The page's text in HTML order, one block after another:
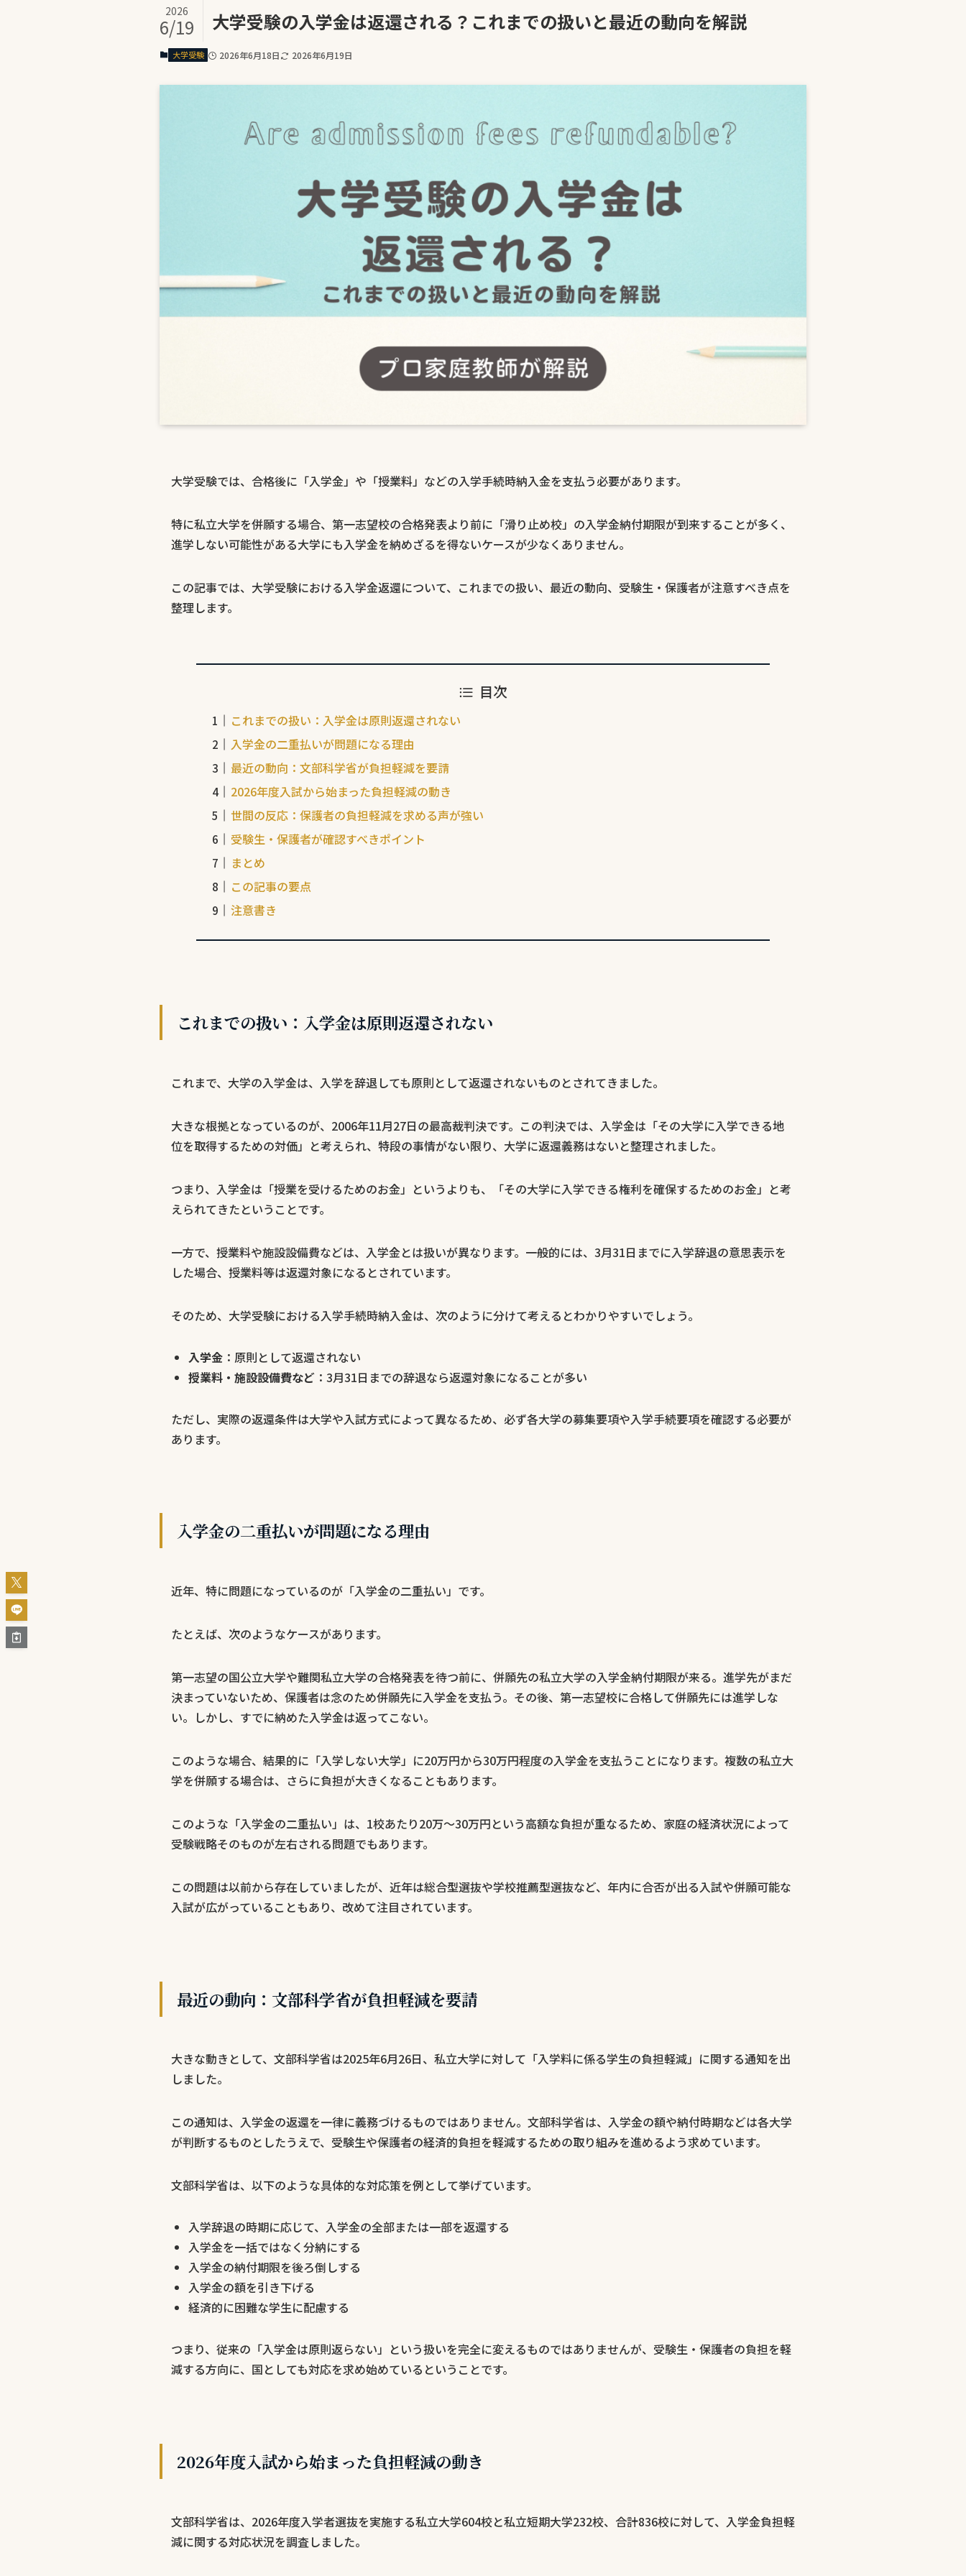
大学受験の入学金は返還される？これまでの扱いと最近の動向を解説
2026
6/19
大学受験 2026年6月18日 2026年6月19日
大学受験では、合格後に「入学金」や「授業料」などの入学手続時納入金を支払う必要があります。
特に私立大学を併願する場合、第一志望校の合格発表より前に「滑り止め校」の入学金納付期限が到来することが多く、
進学しない可能性がある大学にも入学金を納めざるを得ないケースが少なくありません。
この記事では、大学受験における入学金返還について、これまでの扱い、最近の動向、受験生・保護者が注意すべき点を
整理します。
目次
これまでの扱い：入学金は原則返還されない
入学金の二重払いが問題になる理由
最近の動向：文部科学省が負担軽減を要請
2026年度入試から始まった負担軽減の動き
世間の反応：保護者の負担軽減を求める声が強い
受験生・保護者が確認すべきポイント
まとめ
この記事の要点
注意書き
これまでの扱い：入学金は原則返還されない
これまで、大学の入学金は、入学を辞退しても原則として返還されないものとされてきました。
大きな根拠となっているのが、2006年11月27日の最高裁判決です。この判決では、入学金は「その大学に入学できる地
位を取得するための対価」と考えられ、特段の事情がない限り、大学に返還義務はないと整理されました。
つまり、入学金は「授業を受けるためのお金」というよりも、「その大学に入学できる権利を確保するためのお金」と考
えられてきたということです。
一方で、授業料や施設設備費などは、入学金とは扱いが異なります。一般的には、3月31日までに入学辞退の意思表示を
した場合、授業料等は返還対象になるとされています。
そのため、大学受験における入学手続時納入金は、次のように分けて考えるとわかりやすいでしょう。
入学金 ：原則として返還されない
授業料・施設設備費など ：3月31日までの辞退なら返還対象になることが多い
ただし、実際の返還条件は大学や入試方式によって異なるため、必ず各大学の募集要項や入学手続要項を確認する必要が
あります。
入学金の二重払いが問題になる理由
近年、特に問題になっているのが「入学金の二重払い」です。
たとえば、次のようなケースがあります。
第一志望の国公立大学や難関私立大学の合格発表を待つ前に、併願先の私立大学の入学金納付期限が来る。進学先がまだ
決まっていないため、保護者は念のため併願先に入学金を支払う。その後、第一志望校に合格して併願先には進学しな
い。しかし、すでに納めた入学金は返ってこない。
このような場合、結果的に「入学しない大学」に20万円から30万円程度の入学金を支払うことになります。複数の私立大
学を併願する場合は、さらに負担が大きくなることもあります。
このような「入学金の二重払い」は、1校あたり20万〜30万円という高額な負担が重なるため、家庭の経済状況によって
受験戦略そのものが左右される問題でもあります。
この問題は以前から存在していましたが、近年は総合型選抜や学校推薦型選抜など、年内に合否が出る入試や併願可能な
入試が広がっていることもあり、改めて注目されています。
最近の動向：文部科学省が負担軽減を要請
大きな動きとして、文部科学省は2025年6月26日、私立大学に対して「入学料に係る学生の負担軽減」に関する通知を出
しました。
この通知は、入学金の返還を一律に義務づけるものではありません。文部科学省は、入学金の額や納付時期などは各大学
が判断するものとしたうえで、受験生や保護者の経済的負担を軽減するための取り組みを進めるよう求めています。
文部科学省は、以下のような具体的な対応策を例として挙げています。
入学辞退の時期に応じて、入学金の全部または一部を返還する
入学金を一括ではなく分納にする
入学金の納付期限を後ろ倒しする
入学金の額を引き下げる
経済的に困難な学生に配慮する
つまり、従来の「入学金は原則返らない」という扱いを完全に変えるものではありませんが、受験生・保護者の負担を軽
減する方向に、国としても対応を求め始めているということです。
2026年度入試から始まった負担軽減の動き
文部科学省は、2026年度入学者選抜を実施する私立大学604校と私立短期大学232校、合計836校に対して、入学金負担軽
減に関する対応状況を調査しました。